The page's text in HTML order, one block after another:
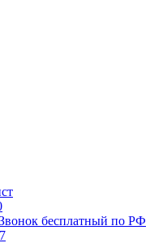
бесплатный по РФ